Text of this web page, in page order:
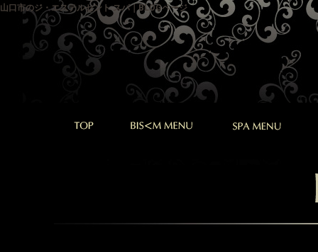
山口市のジ・エステルセント スパ｜BLOGページ